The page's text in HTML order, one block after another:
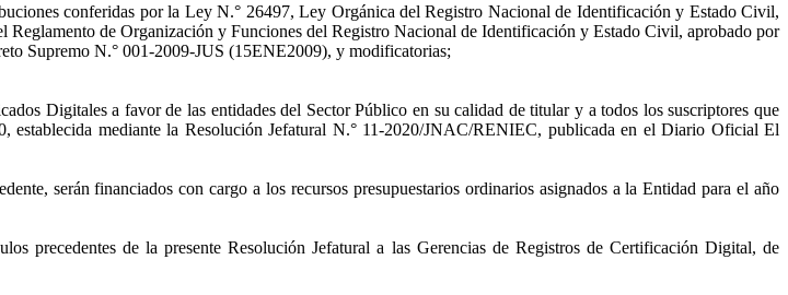
conferidas por la Ley N.° 26497, Ley Orgánica del Registro Nacional de Identificación y Estado Civil,
de Organización y Funciones del Registro Nacional de Identificación y Estado Civil, aprobado por
Supremo N.° 001-2009-JUS (15ENE2009), y modificatorias;
Digitales a favor de las entidades del Sector Público en su calidad de titular y a todos los suscriptores que
establecida mediante la Resolución Jefatural N.° 11-2020/JNAC/RENIEC, publicada en el Diario Oficial El
serán financiados con cargo a los recursos presupuestarios ordinarios asignados a la Entidad para el año
precedentes de la presente Resolución Jefatural a las Gerencias de Registros de Certificación Digital, de